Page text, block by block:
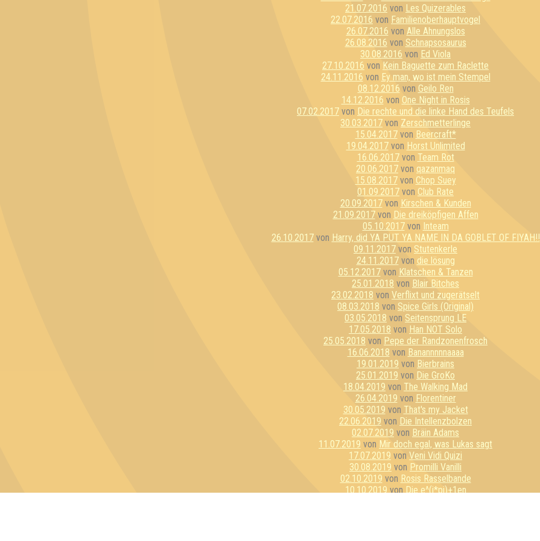
21.07.2016 von Les Quizerables
22.07.2016 von Familienoberhauptvogel
26.07.2016 von Alle Ahnungslos
26.08.2016 von Schnapsosaurus
30.08.2016 von Ed Viola
27.10.2016 von Kein Baguette zum Raclette
24.11.2016 von Ey man, wo ist mein Stempel
08.12.2016 von Geilo Ren
14.12.2016 von One Night in Rosis
07.02.2017 von Die rechte und die linke Hand des Teufels
30.03.2017 von Zerschmetterlinge
15.04.2017von Beercraft*
19.04.2017von Horst Unlimited
16.06.2017von Team Rot
20.06.2017 von qazanmaq
15.08.2017von Chop Suey
01.09.2017 von Club Rate
20.09.2017von Kirschen & Kunden
21.09.2017von Die dreiköpfigen Affen
05.10.2017von Inteam
26.10.2017von Harry, did YA PUT YA NAME IN DA GOBLET OF FIYAH!!
09.11.2017 von Stutenkerle
24.11.2017von die lösung
05.12.2017von Klatschen & Tanzen
25.01.2018 von Blair Bitches
23.02.2018 von Verflixt und zugerätselt
08.03.2018 von Spice Girls (Original)
03.05.2018 von Seitensprung LE
17.05.2018 von Han NOT Solo
25.05.2018 von Pepe der Randzonenfrosch
16.06.2018 von Banannnnnaaaa
19.01.2019 von Bierbrains
25.01.2019 von Die GroKo
18.04.2019 von The Walking Mad
26.04.2019 von Florentiner
30.05.2019 von That's my Jacket
22.06.2019 von Die Intellenzbolzen
02.07.2019 von Bräin Adams
11.07.2019 von Mir doch egal, was Lukas sagt
17.07.2019 von Veni Vidi Quizi
30.08.2019 von Promilli Vanilli
02.10.2019 von Rosis Rasselbande
10.10.2019vonDie e^(i*pi)+1en